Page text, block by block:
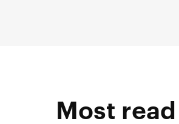
Most read